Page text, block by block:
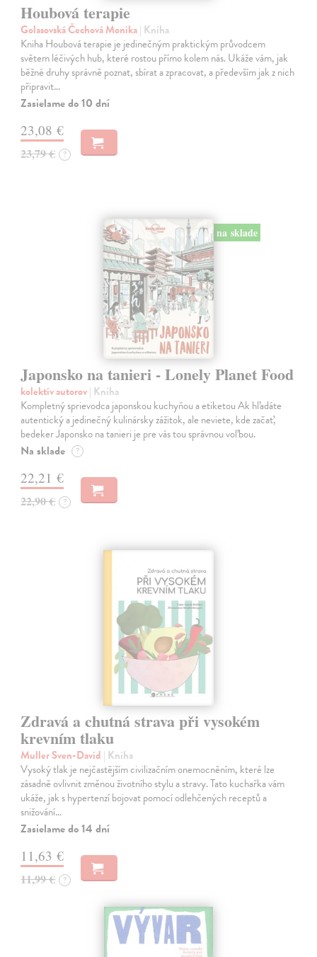
Houbová terapie
Golasovská Čechová Monika| Kniha
Kniha Houbová terapie je jedinečným praktickým průvodcem
světem léčivých hub, které rostou přímo kolem nás. Ukáže vám, jak
běžné druhy správně poznat, sbírat a zpracovat, a především jak z nich
připravit…
Zasielame do 10 dní
23,08 €
23,79 € ?
na sklade
Japonsko na tanieri - Lonely Planet Food
kolektív autorov| Kniha
Kompletný sprievodca japonskou kuchyňou a etiketou Ak hľadáte
autentický a jedinečný kulinársky zážitok, ale neviete, kde začať,
bedeker Japonsko na tanieri je pre vás tou správnou voľbou.
Na sklade ?
22,21 €
22,90 € ?
Zdravá a chutná strava při vysokém
krevním tlaku
Muller Sven-David | Kniha
Vysoký tlak je nejčastějším civilizačním onemocněním, které lze
zásadně ovlivnit změnou životního stylu a stravy. Tato kuchařka vám
ukáže, jak s hypertenzí bojovat pomocí odlehčených receptů a
snižování…
Zasielame do 14 dní
11,63 €
11,99 € ?